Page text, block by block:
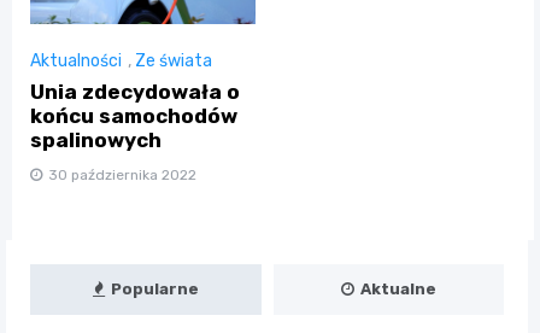
Aktualności , Ze świata
Unia zdecydowała o
końcu samochodów
spalinowych
30 października 2022
Popularne Aktualne